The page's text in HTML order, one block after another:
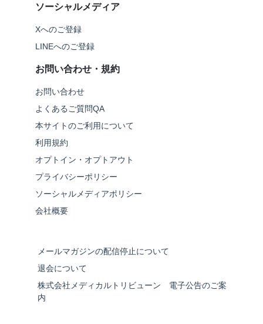
ソーシャルメディア
Xへのご登録
LINEへのご登録
お問い合わせ・規約
お問い合わせ
よくあるご質問QA
本サイトのご利用について
利用規約
オプトイン・オプトアウト
プライバシーポリシー
ソーシャルメディアポリシー
会社概要
メールマガジンの配信停止について
退会について
株式会社メディカルトリビューン 電子公告のご案
内